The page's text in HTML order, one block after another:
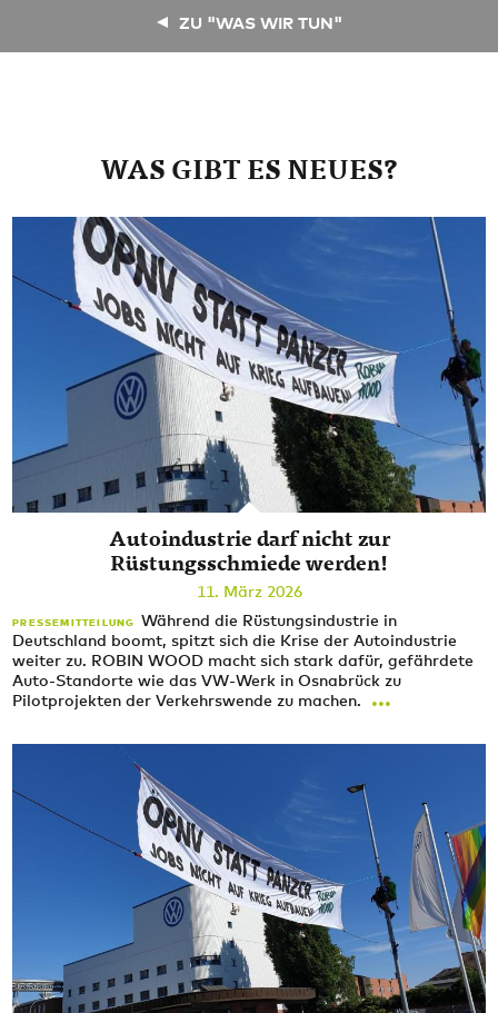
ZU "WAS WIR TUN"
WAS GIBT ES NEUES?
Autoindustrie darf nicht zur
Rüstungsschmiede werden!
11. März 2026
PRESSEMITTEILUNG
Während die Rüstungsindustrie in
Deutschland boomt, spitzt sich die Krise der Autoindustrie
weiter zu. ROBIN WOOD macht sich stark dafür, gefährdete
Auto-Standorte wie das VW-Werk in Osnabrück zu
Pilotprojekten der Verkehrswende zu machen.
...